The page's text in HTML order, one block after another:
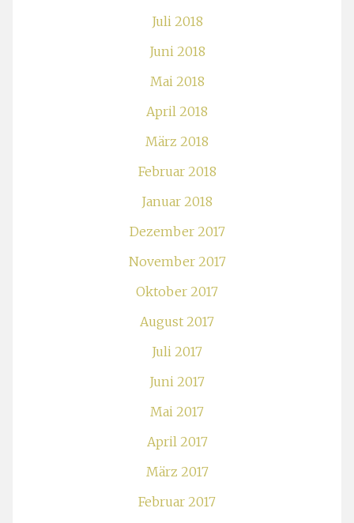
Juli 2018
Juni 2018
Mai 2018
April 2018
März 2018
Februar 2018
Januar 2018
Dezember 2017
November 2017
Oktober 2017
August 2017
Juli 2017
Juni 2017
Mai 2017
April 2017
März 2017
Februar 2017